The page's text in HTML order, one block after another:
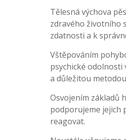
Tělesná výchova
zdravého životního
zdatnosti a k
Vštěpováním
psychické
a důležitou
Osvojením základů
podporujeme jejich
reagovat.